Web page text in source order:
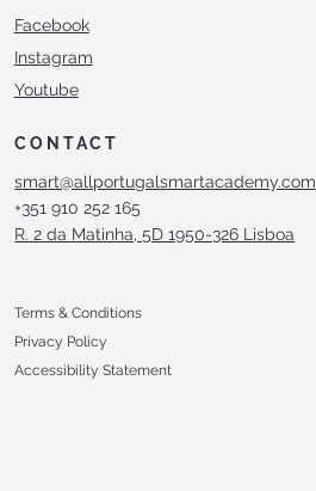
Facebook
Instagram
Youtube
CONTACT
smart@allportugalsmartacademy.com
+351 910 252 165
R. 2 da Matinha, 5D 1950-326 Lisboa
Terms & Conditions
Privacy Policy
Accessibility Statement